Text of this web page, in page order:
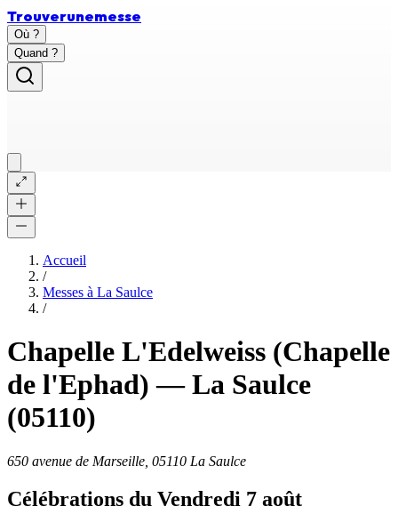
Trouverunemesse
Où ?
Quand ?
Accueil
/
Messes à La Saulce
/
Chapelle L'Edelweiss (Chapelle
de l'Ephad) —La Saulce
(05110)
650 avenue de Marseille, 05110 La Saulce
Célébrations du Vendredi 7 août